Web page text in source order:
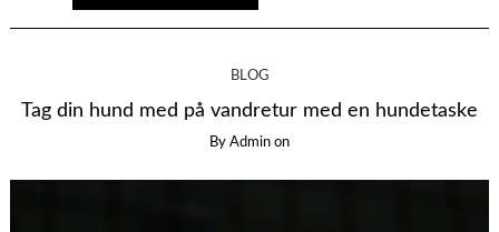
BLOG
Tag din hund med på vandretur med en hundetaske
By Admin on